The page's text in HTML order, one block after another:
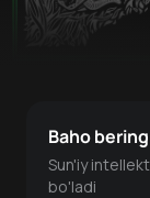
Baho bering
Sun'iy
bo'ladi